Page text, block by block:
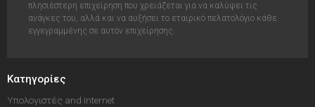
πλησιέστερη επιχείρηση που χρειάζεται για να καλύψει τις
ανάγκες του, αλλά και να αυξήσει το εταιρικό πελατολόγιο κάθε
εγγεγραμμένης σε αυτόν επιχείρησης.
Κατηγορίες
Υπολογιστές and Internet